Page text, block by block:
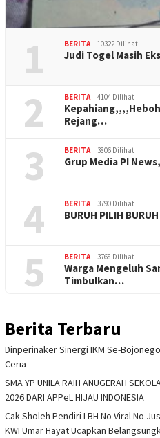
1 BERITA 10322 Dilihat
Judi Togel Masih
2 BERITA 4104 Dilihat
Rejang…
3 BERITA 3806 Dilihat
Grup Media PI
4 BERITA 3790 Dilihat
BURUH PILIH BURUH
5 BERITA 3768 Dilihat
Warga Mengeluh
Timbulkan…
Berita Terbaru
Dinperinaker Sinergi IKM Se-
Ceria
SMA YP UNILA RAIH ANUGERAH
2026 DARI APPeL HIJAU INDONESIA
Cak Sholeh Pendiri LBH No Viral No
KWI Umar Hayat Ucapkan